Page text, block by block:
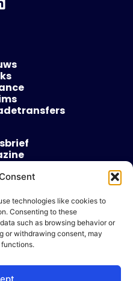
technologies like cookies to
Consenting to these
such as browsing behavior or
or withdrawing consent, may